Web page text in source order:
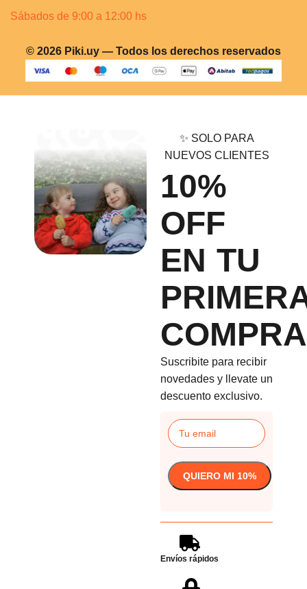
Sábados de 9:00 a 12:00 hs
© 2026 Piki.uy — Todos los derechos reservados
✨ SOLO PARA
NUEVOS CLIENTES
10%
OFF
EN TU
COMPRA
Suscribite para recibir
novedades y llevate un
descuento exclusivo.
Envíos rápidos